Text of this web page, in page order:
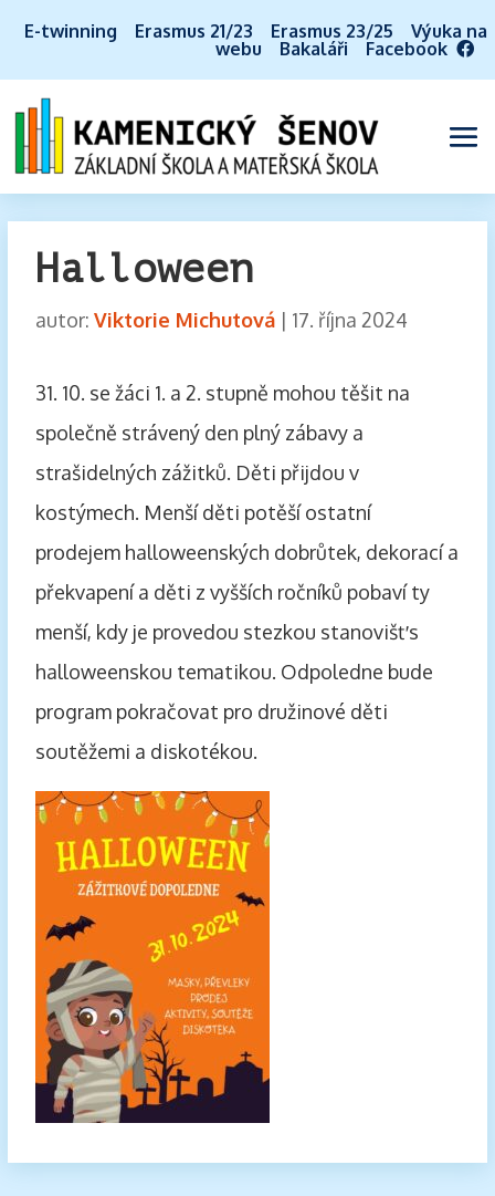
E-twinning Erasmus 21/23 Erasmus 23/25
Výuka na
webu
Bakaláři Facebook
Halloween
autor: Viktorie Michutová| 17. října 2024
31. 10. se žáci 1. a 2. stupně mohou těšit na
společně strávený den plný zábavy a
strašidelných zážitků. Děti přijdou v
kostýmech. Menší děti potěší ostatní
prodejem halloweenských dobrůtek, dekorací a
překvapení a děti z vyšších ročníků pobaví ty
menší, kdy je provedou stezkou stanovišť s
halloweenskou tematikou. Odpoledne bude
program pokračovat pro družinové děti
soutěžemi a diskotékou.